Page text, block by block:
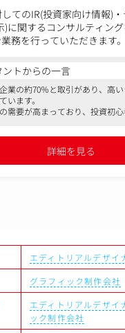
してのIR(投資家向け情報)
)に関するコンサルティン
務を行っていただきます
当いただきます。
中心としたコーポレートサ
レゼンテーション
関係者とコミュニケーシ
するデザインチームのリー
ております。
上場、残業代別途全額支給
定した就業環境で、これか
レンジすることができま
ントからの一言
業の約70％と取引があり、高
います。
需要が高まっており、投資初
あります。
プライム上場しているため安定
社員が多いです。
詳細を見る
エディトリアルデザイ
グラフィック制作会社
エディトリアルデザイ
ック制作会社